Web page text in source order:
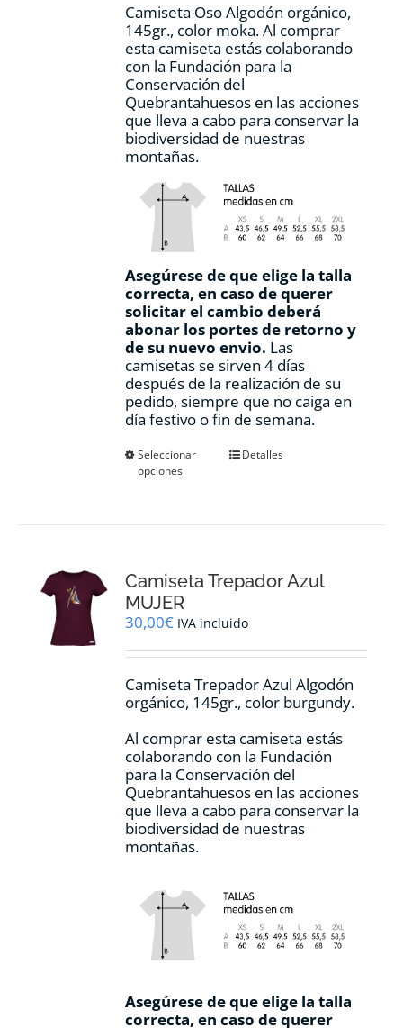
página
de
producto
Camiseta Oso Algodón orgánico,
145gr., color moka. Al comprar
esta camiseta estás colaborando
con la Fundación para la
Conservación del
Quebrantahuesos en las acciones
que lleva a cabo para conservar la
biodiversidad de nuestras
montañas.
Asegúrese de que elige la talla
correcta, en caso de querer
solicitar el cambio deberá
abonar los portes de retorno y
de su nuevo envio. Las
camisetas se sirven 4 días
después de la realización de su
pedido, siempre que no caiga en
día festivo o fin de semana.
Seleccionar
opciones
Este
se
elegir
la
de
producto
Detalles
Camiseta Trepador Azul
MUJER
30,00€ IVA incluido
Camiseta Trepador Azul Algodón
orgánico, 145gr., color burgundy.
Al comprar esta camiseta estás
colaborando con la Fundación
para la Conservación del
Quebrantahuesos en las acciones
que lleva a cabo para conservar la
biodiversidad de nuestras
montañas.
Asegúrese de que elige la talla
correcta, en caso de querer